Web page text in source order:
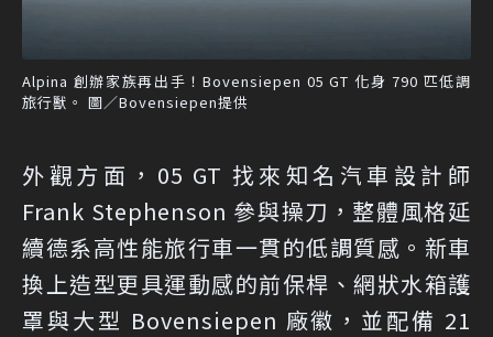
Alpina 創辦家族再出手！Bovensiepen 05 GT 化身 790 匹低調
旅行獸。 圖／Bovensiepen提供
外觀方面，05 GT 找來知名汽車設計師
Frank Stephenson 參與操刀，整體風格延
續德系高性能旅行車一貫的低調質感。新車
換上造型更具運動感的前保桿、網狀水箱護
罩與大型 Bovensiepen 廠徽，並配備 21